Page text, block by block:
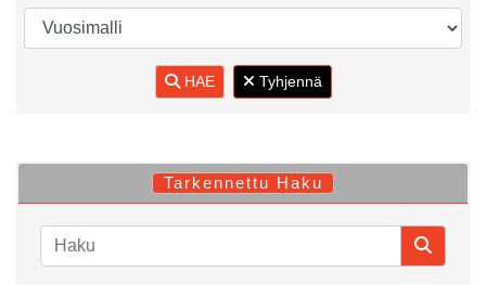
HAE Tyhjennä
Tarkennettu Haku